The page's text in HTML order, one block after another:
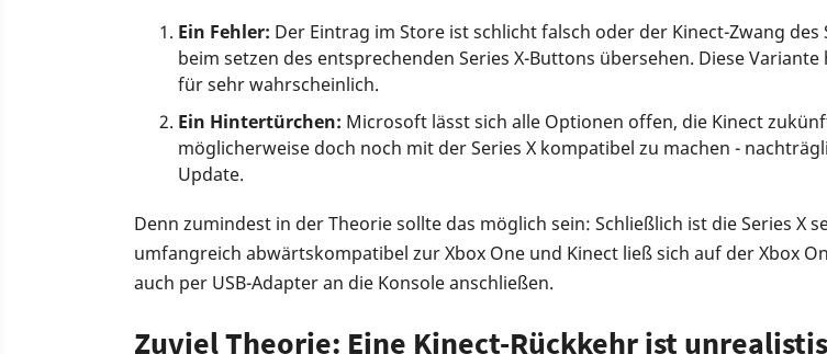
Ein Fehler: Der Eintrag im Store ist schlicht falsch oder der Kinect-Zwang des
beim setzen des entsprechenden Series X-Buttons übersehen. Diese
für sehr wahrscheinlich.
Ein Hintertürchen: Microsoft lässt sich alle Optionen offen, die Kinect
möglicherweise doch noch mit der Series X kompatibel zu machen -
Update.
Denn zumindest in der Theorie sollte das möglich sein: Schließlich ist die Series X
umfangreich abwärtskompatibel zur Xbox One und Kinect ließ sich auf der Xbox
auch per USB-Adapter an die Konsole anschließen.
Zuviel Theorie: Eine Kinect-Rückkehr ist